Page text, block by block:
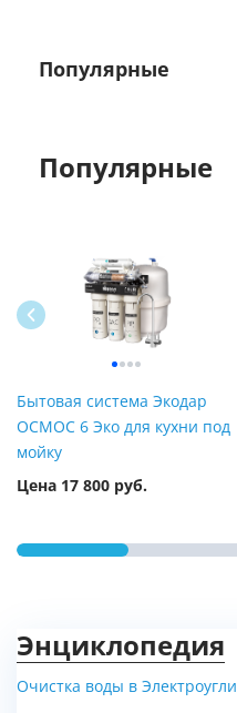
Популярные
Популярные
Бытовая система Экодар
ОСМОС 6 Эко для кухни под
мойку
Цена 17 800 руб.
Энциклопедия
Очистка воды в Электроугли